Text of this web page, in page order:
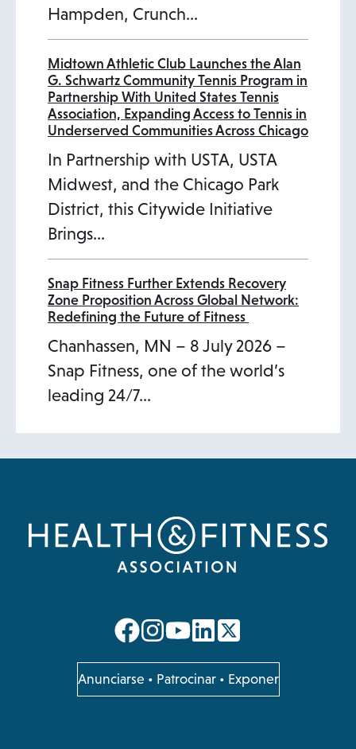
Hampden, Crunch…
Midtown Athletic Club Launches the Alan
G. Schwartz Community Tennis Program in
Partnership With United States Tennis
Association, Expanding Access to Tennis in
Underserved Communities Across Chicago
In Partnership with USTA, USTA
Midwest, and the Chicago Park
District, this Citywide Initiative
Brings…
Snap Fitness Further Extends Recovery
Zone Proposition Across Global Network:
Redefining the Future of Fitness
Chanhassen, MN – 8 July 2026 –
Snap Fitness, one of the world’s
leading 24/7…
opens
a
new
opens
a
new
opens
a
new
opens
a
new
Anunciarseopens
in
• Patrocinar• Exponer